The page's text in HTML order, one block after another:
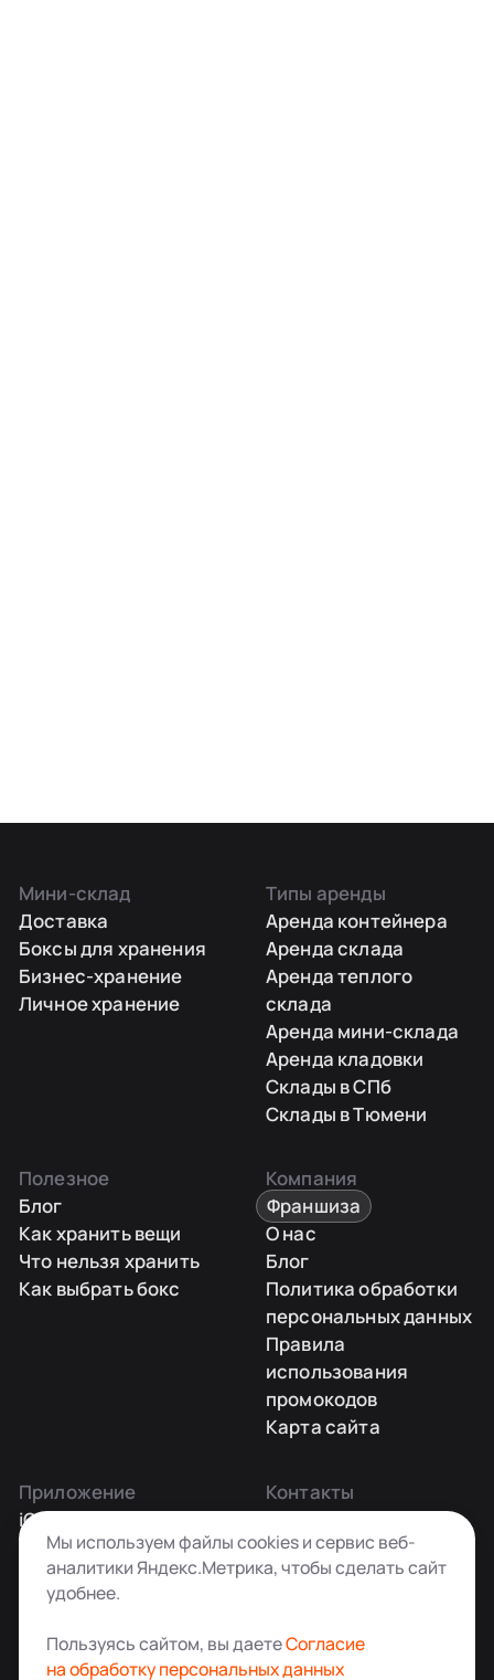
Мини-склад
Доставка
Боксы для хранения
Бизнес-хранение
Личное хранение
Типы аренды
Аренда контейнера
Аренда склада
Аренда теплого
склада
Аренда мини-склада
Аренда кладовки
Склады в СПб
Склады в Тюмени
Полезное
Блог
Как хранить вещи
Что нельзя хранить
Как выбрать бокс
Компания
Франшиза
О нас
Блог
Политика обработки
персональных данных
Правила
использования
промокодов
Карта сайта
Приложение
iOS
Android
Контакты
Заказать звонок
+7 495 181-55-45
info@kladovkin.ru
Мы используем файлы cookies и сервис веб-
аналитики Яндекс.Метрика, чтобы сделать сайт
удобнее.
Пользуясь сайтом, вы даетеСогласие
на обработку персональных данных